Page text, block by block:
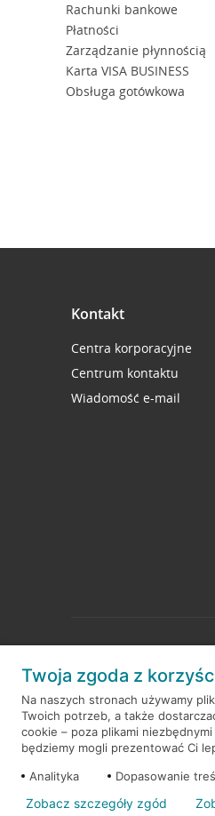
Rachunki bankowe
Płatności
Zarządzanie płynnością
Karta VISA BUSINESS
Obsługa gotówkowa
Kontakt
Centra korporacyjne
Centrum kontaktu
Wiadomość e-mail
© 2026 Credit Agricole Bank
Twoja zgoda z
Na naszych stronach używamy
Twoich potrzeb, a także
cookie – poza plikami
będziemy mogli prezentować Ci
Analityka
Dopasowanie
Zobacz szczegóły zgód